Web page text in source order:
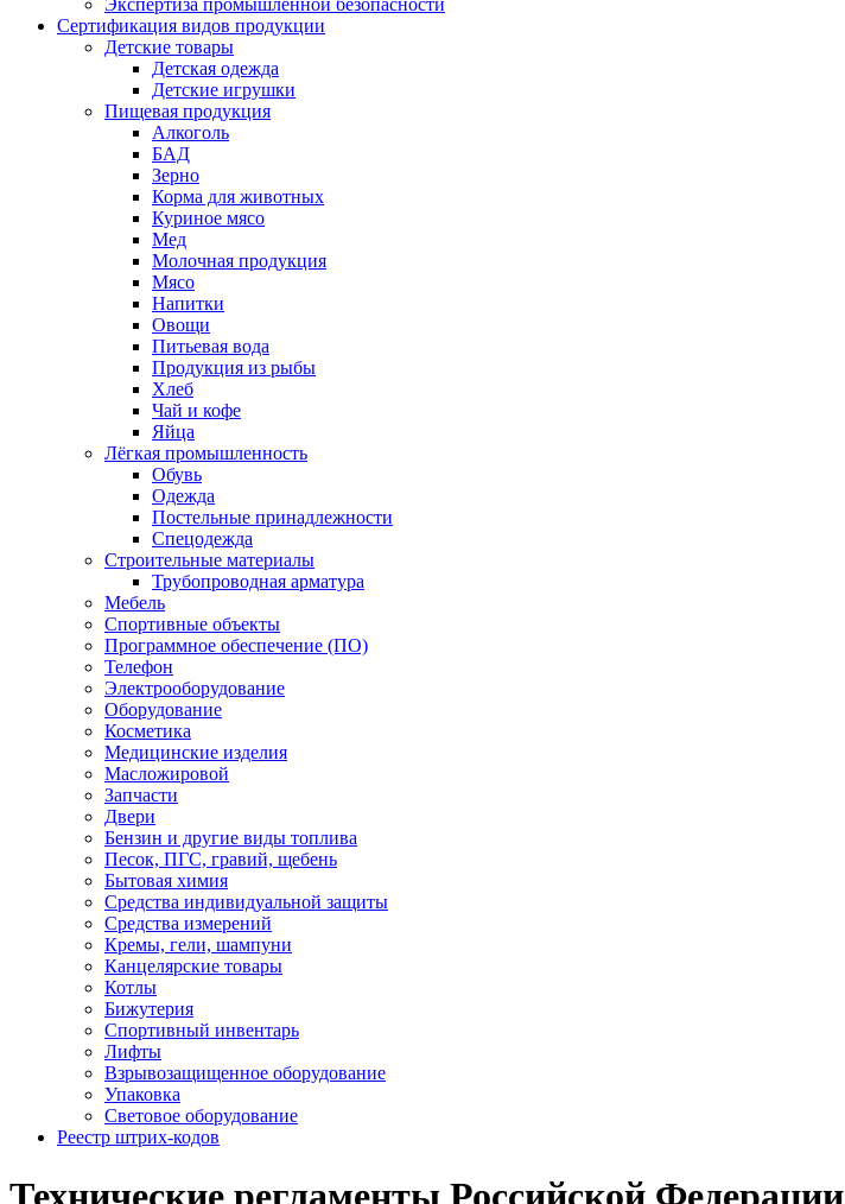
Экспертиза промышленной безопасности
Сертификация видов продукции
Детские товары
Детская одежда
Детские игрушки
Пищевая продукция
Алкоголь
БАД
Зерно
Корма для животных
Куриное мясо
Мед
Молочная продукция
Мясо
Напитки
Овощи
Питьевая вода
Продукция из рыбы
Хлеб
Чай и кофе
Яйца
Лёгкая промышленность
Обувь
Одежда
Постельные принадлежности
Спецодежда
Строительные материалы
Трубопроводная арматура
Мебель
Спортивные объекты
Программное обеспечение (ПО)
Телефон
Электрооборудование
Оборудование
Косметика
Медицинские изделия
Масложировой
Запчасти
Двери
Бензин и другие виды топлива
Песок, ПГС, гравий, щебень
Бытовая химия
Средства индивидуальной защиты
Средства измерений
Кремы, гели, шампуни
Канцелярские товары
Котлы
Бижутерия
Спортивный инвентарь
Лифты
Взрывозащищенное оборудование
Упаковка
Световое оборудование
Реестр штрих-кодов
Технические регламенты Российской Федерации